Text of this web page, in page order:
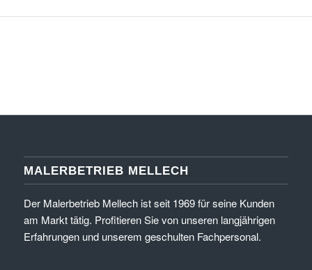
MALERBETRIEB MELLECH
Der Malerbetrieb Mellech ist seit 1969 für seine Kunden
am Markt tätig. Profitieren Sie von unseren langjährigen
Erfahrungen und unserem geschulten Fachpersonal.